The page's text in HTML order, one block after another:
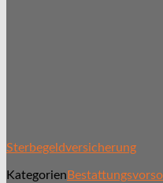
Sterbegeldversicherung
Kategorien